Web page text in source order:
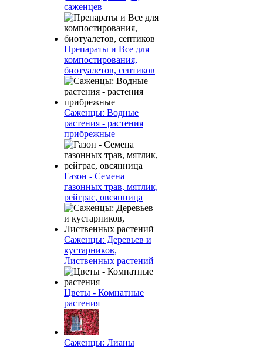
саженцев
Препараты и Все для
компостирования,
биотуалетов, септиков
Саженцы: Водные
растения - растения
прибрежные
Газон - Семена
газонных трав, мятлик,
рейграс, овсянница
Саженцы: Деревьев и
кустарников,
Лиственных растений
Цветы - Комнатные
растения
Саженцы: Лианы